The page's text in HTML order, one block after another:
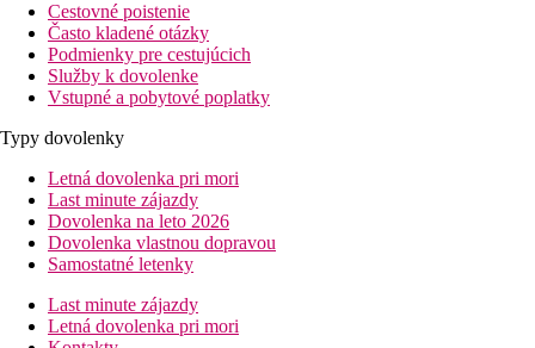
Dvojlôžková izba:kúpeľňa/WC, centrálne riadená klimatizácia
(v hlavnej sezóne), telefón, TV/sat., trezor, minichladnička,
balkón alebo terasa.
Ostatné typy izieb(pokiaľ nie je uvedené inak, majú izby
vyššie uvedené vybavenie)
Dvojposteľová izba, Výhľad na more:
Junior Suita: priestrannejšie.
Zábava
Pravidelné animačné alebo zábavné programy počas dňa a
večera.
Stravovanie
Cestovné poistenie
Často kladené otázky
Podmienky pre cestujúcich
Služby k dovolenke
Vstupné a pobytové poplatky
Typy dovolenky
Letná dovolenka pri mori
Last minute zájazdy
Dovolenka na leto 2026
Dovolenka vlastnou dopravou
Samostatné letenky
Last minute zájazdy
Letná dovolenka pri mori